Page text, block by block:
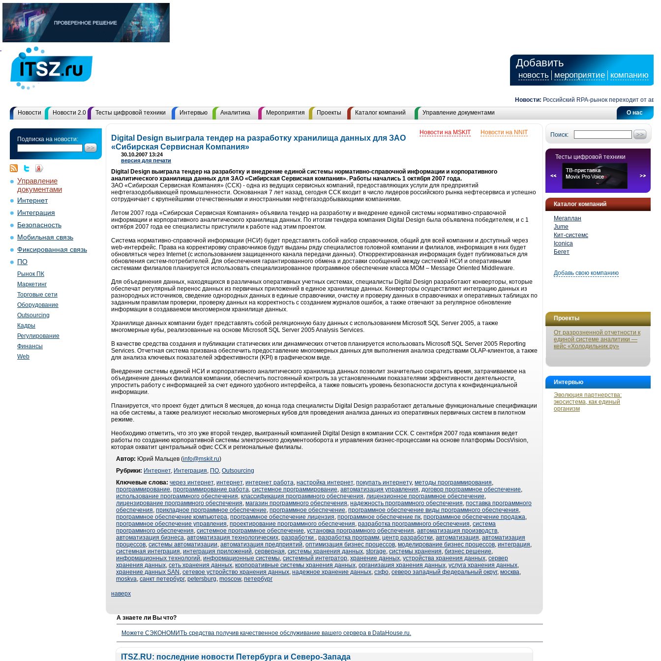
Добавить
новость мероприятие компанию
Новости: Российский RPA-рынок переходит от
О нас
Новости Новости 2.0 Тесты цифровой техники Интервью Аналитика Мероприятия Проекты Каталог компаний Управление документами
Подписка на новости:
Управление
документами
Интернет
Интеграция
Безопасность
Мобильная связь
Фиксированная связь
ПО
Рынок ПК
Маркетинг
Торговые сети
Оборудование
Outsourcing
Кадры
Регулирование
Финансы
Web
Поиск:
Тесты цифровой техники
Каталог компаний
Мегаплан
Jume
Кит-системс
Iconica
Бегет
Добавь свою компанию
Проекты
От разрозненной отчетности к
единой системе аналитики —
кейс «Холодильник.ру»
Интервью
Эволюция партнерства:
экосистема, как единый
организм
Новости на NNIT
Новости на MSKIT
Digital Design выиграла тендер на разработку хранилища данных для ЗАО
«Сибирская Сервисная Компания»
30.10.2007 13:24
версия для печати
Digital Design выиграла тендер на разработку и внедрение единой системы нормативно-справочной информации и корпоративного
аналитического хранилища данных для ЗАО «Сибирская Сервисная компания». Работы начались 1 октября 2007 года.
ЗАО «Сибирская Сервисная Компания» (ССК) - одна из ведущих сервисных компаний, предоставляющих услуги для предприятий
нефтегазодобывающей промышленности. Основанная 7 лет назад, сегодня ССК входит в число лидеров российского рынка нефтесервиса и успешно
сотрудничает с крупнейшими отечественными и иностранными нефтегазодобывающими компаниями.
Летом 2007 года «Сибирская Сервисная Компания» объявила тендер на разработку и внедрение единой системы нормативно-справочной
информации и корпоративного аналитического хранилища данных. По итогам тендера компания Digital Design была объявлена победителем, и с 1
октября 2007 года ее специалисты приступили к работе над этим проектом.
Система нормативно-справочной информации (НСИ) будет представлять собой набор справочников, общий для всей компании и доступный через
web-интерфейс. Права на корректировку справочников будут выданы ряду специалистов головной компании и филиалов, информация в них будет
обновляться через Internet (с использованием защищенного канала передачи данных). Откорректированная информация будет публиковаться для
обновления систем-потребителей. Для обеспечения гарантированного обмена и доставки сообщений между системой НСИ и оперативными
системами филиалов планируется использовать специализированное программное обеспечение класса MOM – Message Oriented Middleware.
Для объединения данных, находящихся в различных оперативных учетных системах, специалисты Digital Design разработают конверторы, которые
обеспечат регулярный перенос данных из первичных приложений в единое хранилище данных. Конверторы осуществляют интеграцию данных из
разнородных источников, сведение однородных данных в единые справочники, очистку и проверку данных в справочниках и оперативных таблицах по
заданным правилам проверки, проверку данных на корректность с созданием журналов ошибок, а также отвечают за регулярное обновление
информации в создаваемом многомерном хранилище данных.
Хранилище данных компании будет представлять собой реляционную базу данных с использованием Microsoft SQL Server 2005, а также
многомерные кубы, реализованные на основе Microsoft SQL Server 2005 Analysis Services.
В качестве средства создания и публикации статических или динамических отчетов планируется использовать Microsoft SQL Server 2005 Reporting
Services. Отчетная система призвана обеспечить предоставление многомерных данных для выполнения анализа средствами OLAP-клиентов, а также
для анализа ключевых показателей эффективности (KPI) в графическом виде.
Внедрение системы единой НСИ и корпоративного аналитического хранилища данных позволит значительно сократить время, затрачиваемое на
объединение данных филиалов компании, обеспечить постоянный контроль за установленными показателями эффективности деятельности,
упростить работу с информацией за счет единого удобного интерфейса, а также повысить уровень безопасности доступа к конфиденциальной
информации.
Планируется, что проект будет длиться 8 месяцев, до конца года специалисты Digital Design разработают детальные функциональные спецификации
на обе системы, а также реализуют несколько многомерных кубов для проведения анализа данных из оперативных первичных систем в пилотном
режиме.
Необходимо отметить, что это уже второй тендер, выигранный компанией Digital Design в компании ССК. С сентября 2007 года компания ведет
работы по созданию корпоративной системы электронного документооборота и управления бизнес-процессами на основе платформы DocsVision,
которая охватит центральный офис ССК и региональные филиалы.
Автор: Юрий Мальцев (info@mskit.ru)
Рубрики: Интернет, Интеграция, ПО, Outsourcing
Ключевые слова: через интернет, интернет, интернет работа, настройка интернет, покупать интернету, методы программирования,
программирование, программирование работа, системное программирование, автоматизация управления, договор программное обеспечение,
использование программного обеспечения, классификация программного обеспечения, лицензионное программное обеспечение,
лицензирование программного обеспечения, магазин программного обеспечения, надежность программного обеспечения, поставка программного
обеспечения, прикладное программное обеспечение, программное обеспечение, программное обеспечение виды программного обеспечения,
программное обеспечение компьютера, программное обеспечение лицензия, программное обеспечение пк, программное обеспечение продажа,
программное обеспечение управления, проектирование программного обеспечения, разработка программного обеспечения, система
программного обеспечения, системное программное обеспечение, установка программного обеспечения, автоматизация производств,
автоматизация бизнеса, автоматизация технологических, разработки , разработка программ, центр разработки, автоматизация, автоматизация
процессов, системы автоматизации, автоматизация предприятий, оптимизация бизнес процессов, моделирование бизнес процессов, интеграция,
системная интеграция, интеграция приложений, серверная, системы хранения данных, storage, системы хранения, бизнес решение,
информационных технологий, информационные системы, системный интегратор, хранение данных, устройства хранения данных, сервер
хранения данных, сеть хранения данных, корпоративные системы хранения данных, организация хранения данных, услуга хранения данных,
хранение данных SAN , сетевое устройство хранения данных, надежное хранение данных, сзфо, северо западный федеральный округ, москва,
moskva, санкт петербург, petersburg, moscow, петербург
наверх
А знаете ли Вы что?
Можете СЭКОНОМИТЬ средства получив качественное обслуживание вашего сервера в DataHouse.ru.
ITSZ.RU: последние новости Петербурга и Северо-Запада